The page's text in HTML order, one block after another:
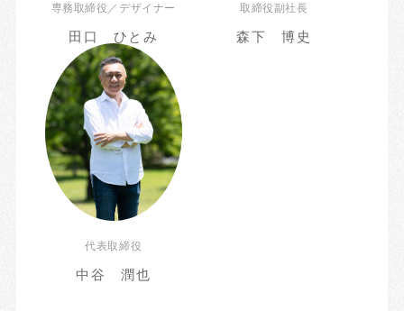
専務取締役／デザイナー
田口 ひとみ
取締役副社長
森下 博史
代表取締役
中谷 潤也